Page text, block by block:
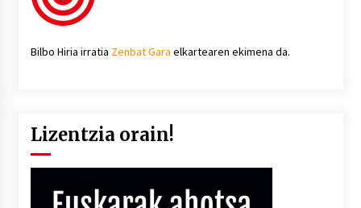
Bilbo Hiria irratia Zenbat Gara elkartearen ekimena da.
Lizentzia orain!